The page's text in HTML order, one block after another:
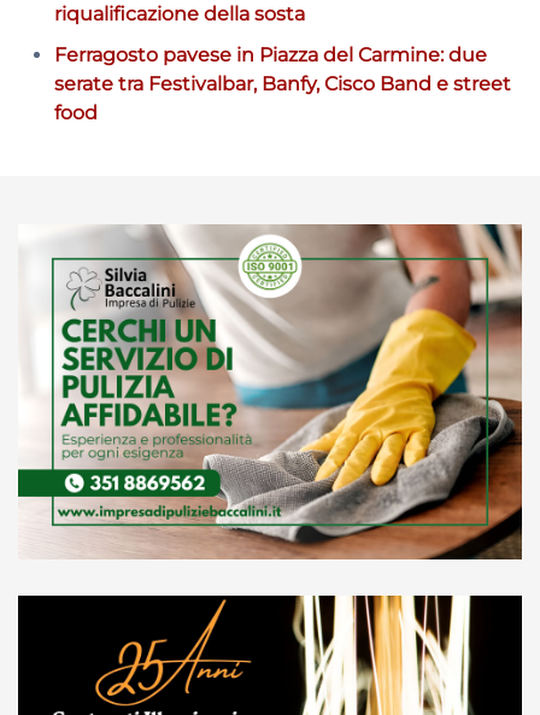
riqualificazione della sosta
Ferragosto pavese in Piazza del Carmine: due
serate tra Festivalbar, Banfy, Cisco Band e street
food